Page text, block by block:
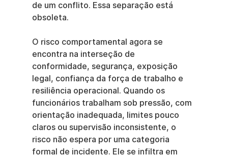
de um conflito. Essa separação está
obsoleta.
O risco comportamental agora se
encontra na interseção de
conformidade, segurança, exposição
legal, confiança da força de trabalho e
resiliência operacional. Quando os
funcionários trabalham sob pressão, com
orientação inadequada, limites pouco
claros ou supervisão inconsistente, o
risco não espera por uma categoria
formal de incidente. Ele se infiltra em